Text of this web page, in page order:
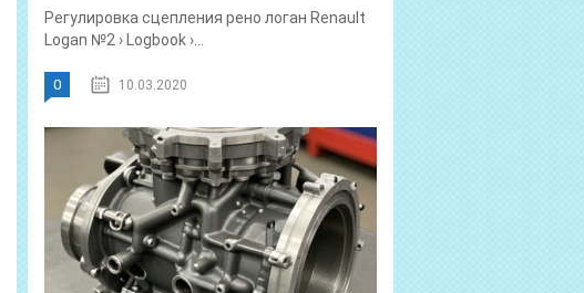
Регулировка сцепления рено логан Renault
Logan №2 › Logbook ›...
0 10.03.2020